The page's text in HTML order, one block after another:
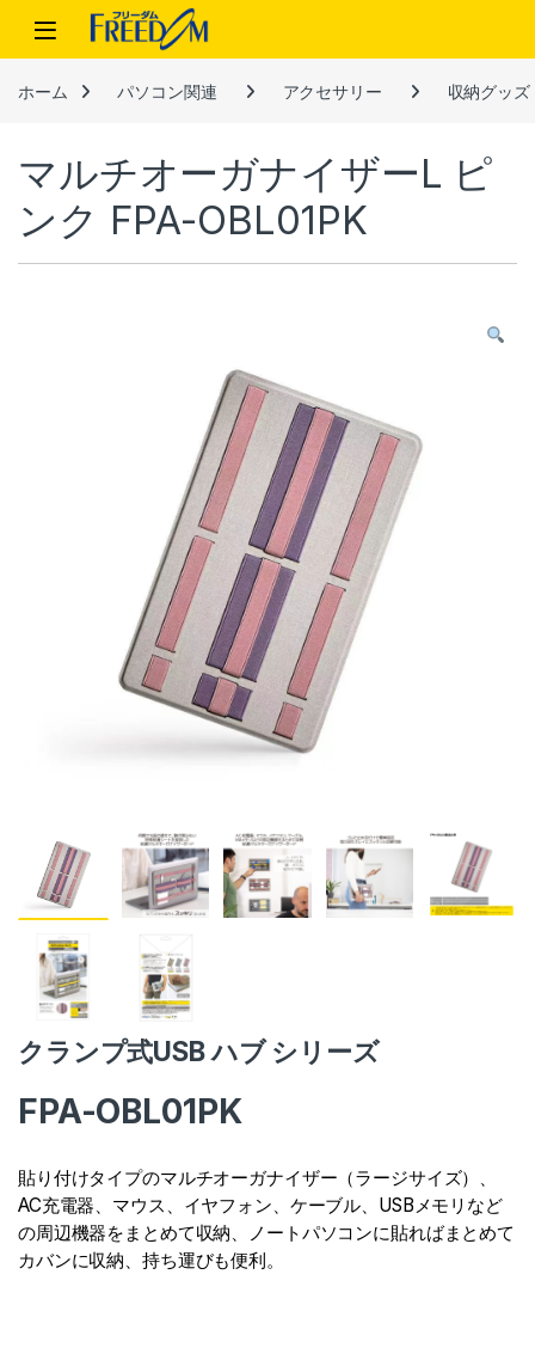
Skip to navigation
Skip to content
ホーム パソコン関連 アクセサリー 収納グッズ
マルチオーガナイザーL ピ
ンク FPA-OBL01PK
クランプ式USB ハブ シリーズ
FPA-OBL01PK
貼り付けタイプのマルチオーガナイザー（ラージサイズ）、
AC充電器、マウス、イヤフォン、ケーブル、USBメモリなど
の周辺機器をまとめて収納、ノートパソコンに貼ればまとめて
カバンに収納、持ち運びも便利。